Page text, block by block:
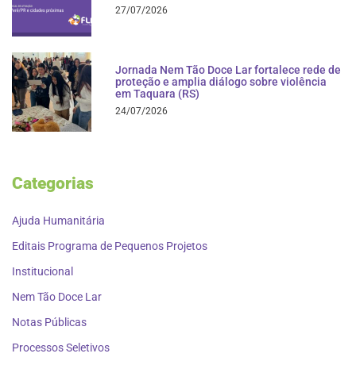
27/07/2026
Jornada Nem Tão Doce Lar fortalece rede de
proteção e amplia diálogo sobre violência
em Taquara (RS)
24/07/2026
Categorias
Ajuda Humanitária
Editais Programa de Pequenos Projetos
Institucional
Nem Tão Doce Lar
Notas Públicas
Processos Seletivos